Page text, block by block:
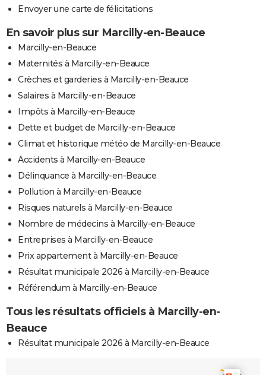
Envoyer une carte de félicitations
En savoir plus sur Marcilly-en-Beauce
Marcilly-en-Beauce
Maternités à Marcilly-en-Beauce
Crèches et garderies à Marcilly-en-Beauce
Salaires à Marcilly-en-Beauce
Impôts à Marcilly-en-Beauce
Dette et budget de Marcilly-en-Beauce
Climat et historique météo de Marcilly-en-Beauce
Accidents à Marcilly-en-Beauce
Délinquance à Marcilly-en-Beauce
Pollution à Marcilly-en-Beauce
Risques naturels à Marcilly-en-Beauce
Nombre de médecins à Marcilly-en-Beauce
Entreprises à Marcilly-en-Beauce
Prix appartement à Marcilly-en-Beauce
Résultat municipale 2026 à Marcilly-en-Beauce
Référendum à Marcilly-en-Beauce
Tous les résultats officiels à Marcilly-en-
Beauce
Résultat municipale 2026 à Marcilly-en-Beauce